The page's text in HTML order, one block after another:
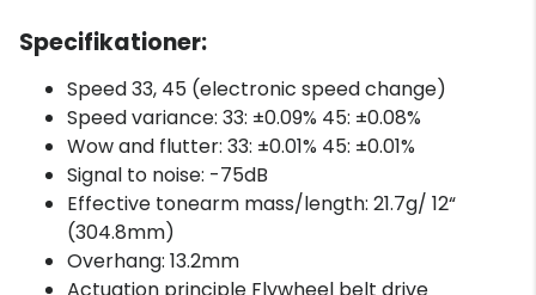
Specifikationer:
Speed 33, 45 (electronic speed change)
Speed variance: 33: ±0.09% 45: ±0.08%
Wow and flutter: 33: ±0.01% 45: ±0.01%
Signal to noise: -75dB
Effective tonearm mass/length: 21.7g/ 12“
(304.8mm)
Overhang: 13.2mm
Actuation principle Flywheel belt drive